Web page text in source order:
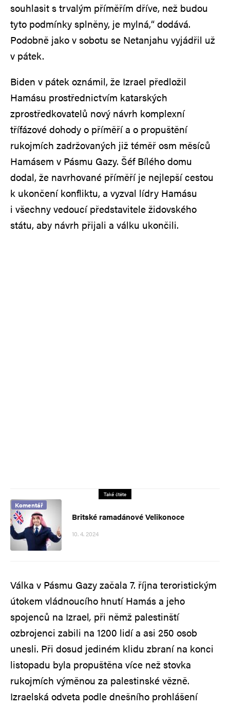
souhlasit s trvalým příměřím dříve, než budou
tyto podmínky splněny, je mylná,“ dodává.
Podobně jako v sobotu se Netanjahu vyjádřil už
v pátek.
Biden v pátek oznámil, že Izrael předložil
Hamásu prostřednictvím katarských
zprostředkovatelů nový návrh komplexní
třífázové dohody o příměří a o propuštění
rukojmích zadržovaných již téměř osm měsíců
Hamásem v Pásmu Gazy. Šéf Bílého domu
dodal, že navrhované příměří je nejlepší cestou
k ukončení konfliktu, a vyzval lídry Hamásu
i všechny vedoucí představitele židovského
státu, aby návrh přijali a válku ukončili.
Také čtěte
Komentář
Britské ramadánové Velikonoce
10. 4. 2024
Válka v Pásmu Gazy začala 7. října teroristickým
útokem vládnoucího hnutí Hamás a jeho
spojenců na Izrael, při němž palestinští
ozbrojenci zabili na 1200 lidí a asi 250 osob
unesli. Při dosud jediném klidu zbraní na konci
listopadu byla propuštěna více než stovka
rukojmích výměnou za palestinské vězně.
Izraelská odveta podle dnešního prohlášení